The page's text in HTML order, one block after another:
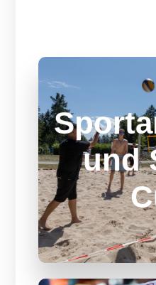
und
Zeit für Action,
auf unsere